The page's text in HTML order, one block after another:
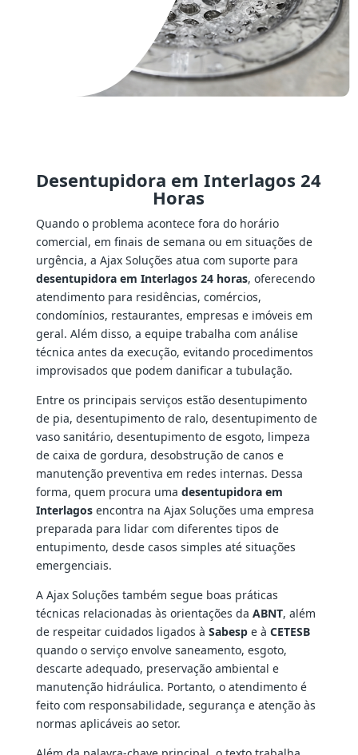
Desentupidora em Interlagos 24
Horas
Quando o problema acontece fora do horário
comercial, em finais de semana ou em situações de
urgência, a Ajax Soluções atua com suporte para
desentupidora em Interlagos 24 horas, oferecendo
atendimento para residências, comércios,
condomínios, restaurantes, empresas e imóveis em
geral. Além disso, a equipe trabalha com análise
técnica antes da execução, evitando procedimentos
improvisados que podem danificar a tubulação.
Entre os principais serviços estão desentupimento
de pia, desentupimento de ralo, desentupimento de
vaso sanitário, desentupimento de esgoto, limpeza
de caixa de gordura, desobstrução de canos e
manutenção preventiva em redes internas. Dessa
forma, quem procura uma desentupidora em
Interlagosencontra na Ajax Soluções uma empresa
preparada para lidar com diferentes tipos de
entupimento, desde casos simples até situações
emergenciais.
A Ajax Soluções também segue boas práticas
técnicas relacionadas às orientações da ABNT, além
de respeitar cuidados ligados à Sabespe à CETESB
quando o serviço envolve saneamento, esgoto,
descarte adequado, preservação ambiental e
manutenção hidráulica. Portanto, o atendimento é
feito com responsabilidade, segurança e atenção às
normas aplicáveis ao setor.